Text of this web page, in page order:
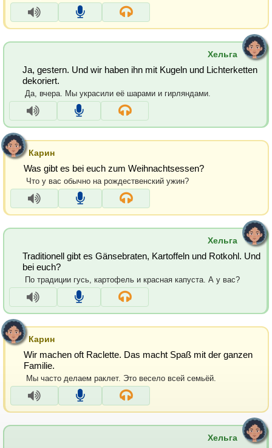
Хельга
Ja, gestern. Und wir haben ihn mit Kugeln und Lichterketten
dekoriert.
Да, вчера. Мы украсили её шарами и гирляндами.
Карин
Was gibt es bei euch zum Weihnachtsessen?
Что у вас обычно на рождественский ужин?
Хельга
Traditionell gibt es Gänsebraten, Kartoffeln und Rotkohl. Und
bei euch?
По традиции гусь, картофель и красная капуста. А у вас?
Карин
Wir machen oft Raclette. Das macht Spaß mit der ganzen
Familie.
Мы часто делаем раклет. Это весело всей семьёй.
Хельга